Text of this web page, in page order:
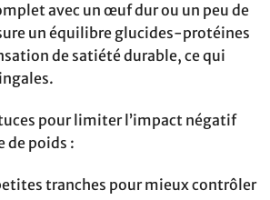
avec un œuf dur ou un peu de
un équilibre glucides-protéines
de satiété durable, ce qui
pour limiter l’impact négatif
de poids :
tranches pour mieux contrôler